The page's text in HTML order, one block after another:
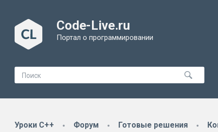
Code-Live.ru
Портал о программировании
Уроки C++ Форум Готовые решения